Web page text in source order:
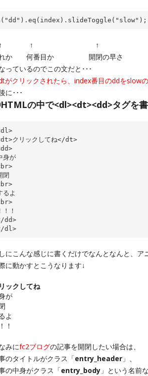
"dd" ).eq(index).slideToggle( "slow" );
↑ ↑
れか 何番目か 開閉の早さ
っているのでこの文だと･･･
がクリックされたら、index番目のddをslow
に･･･
の中で<dl><dt><dd>タグを書
dl >
dt>クリックしてね</dt>
dd>
中身が
br>
br>
br>
dd>
dl >
にこんな感じに書くだけでなんとなんと、ア
に動かすとこうなります↓
ックしてね
が
よ
！
みにfc2ブログの記事を開閉したい場合は、
のタイトルがクラス「entry_header 」、
の中身がクラス「entry_body 」という名前